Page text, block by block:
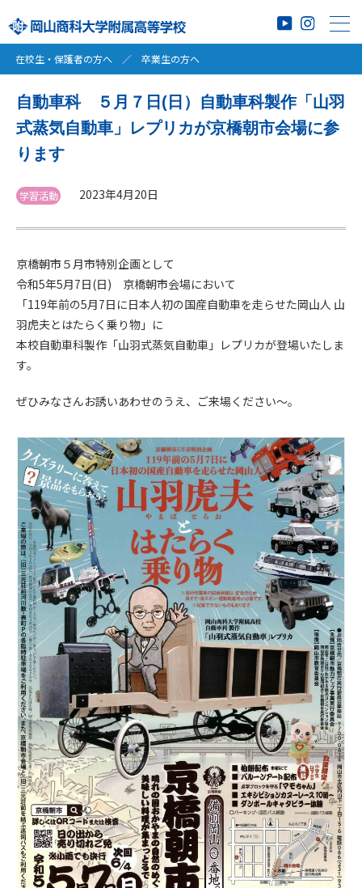
在校生・保護者の方へ ／卒業生の方へ
自動車科 ５月７日(日）自動車科製作「山羽
式蒸気自動車」レプリカが京橋朝市会場に参
ります
学習活動 2023年4月20日
京橋朝市５月市特別企画として
令和5年5月7日(日) 京橋朝市会場において
「119年前の5月7日に日本人初の国産自動車を走らせた岡山人 山
羽虎夫とはたらく乗り物」に
本校自動車科製作「山羽式蒸気自動車」レプリカが登場いたしま
す。
ぜひみなさんお誘いあわせのうえ、ご来場ください～。